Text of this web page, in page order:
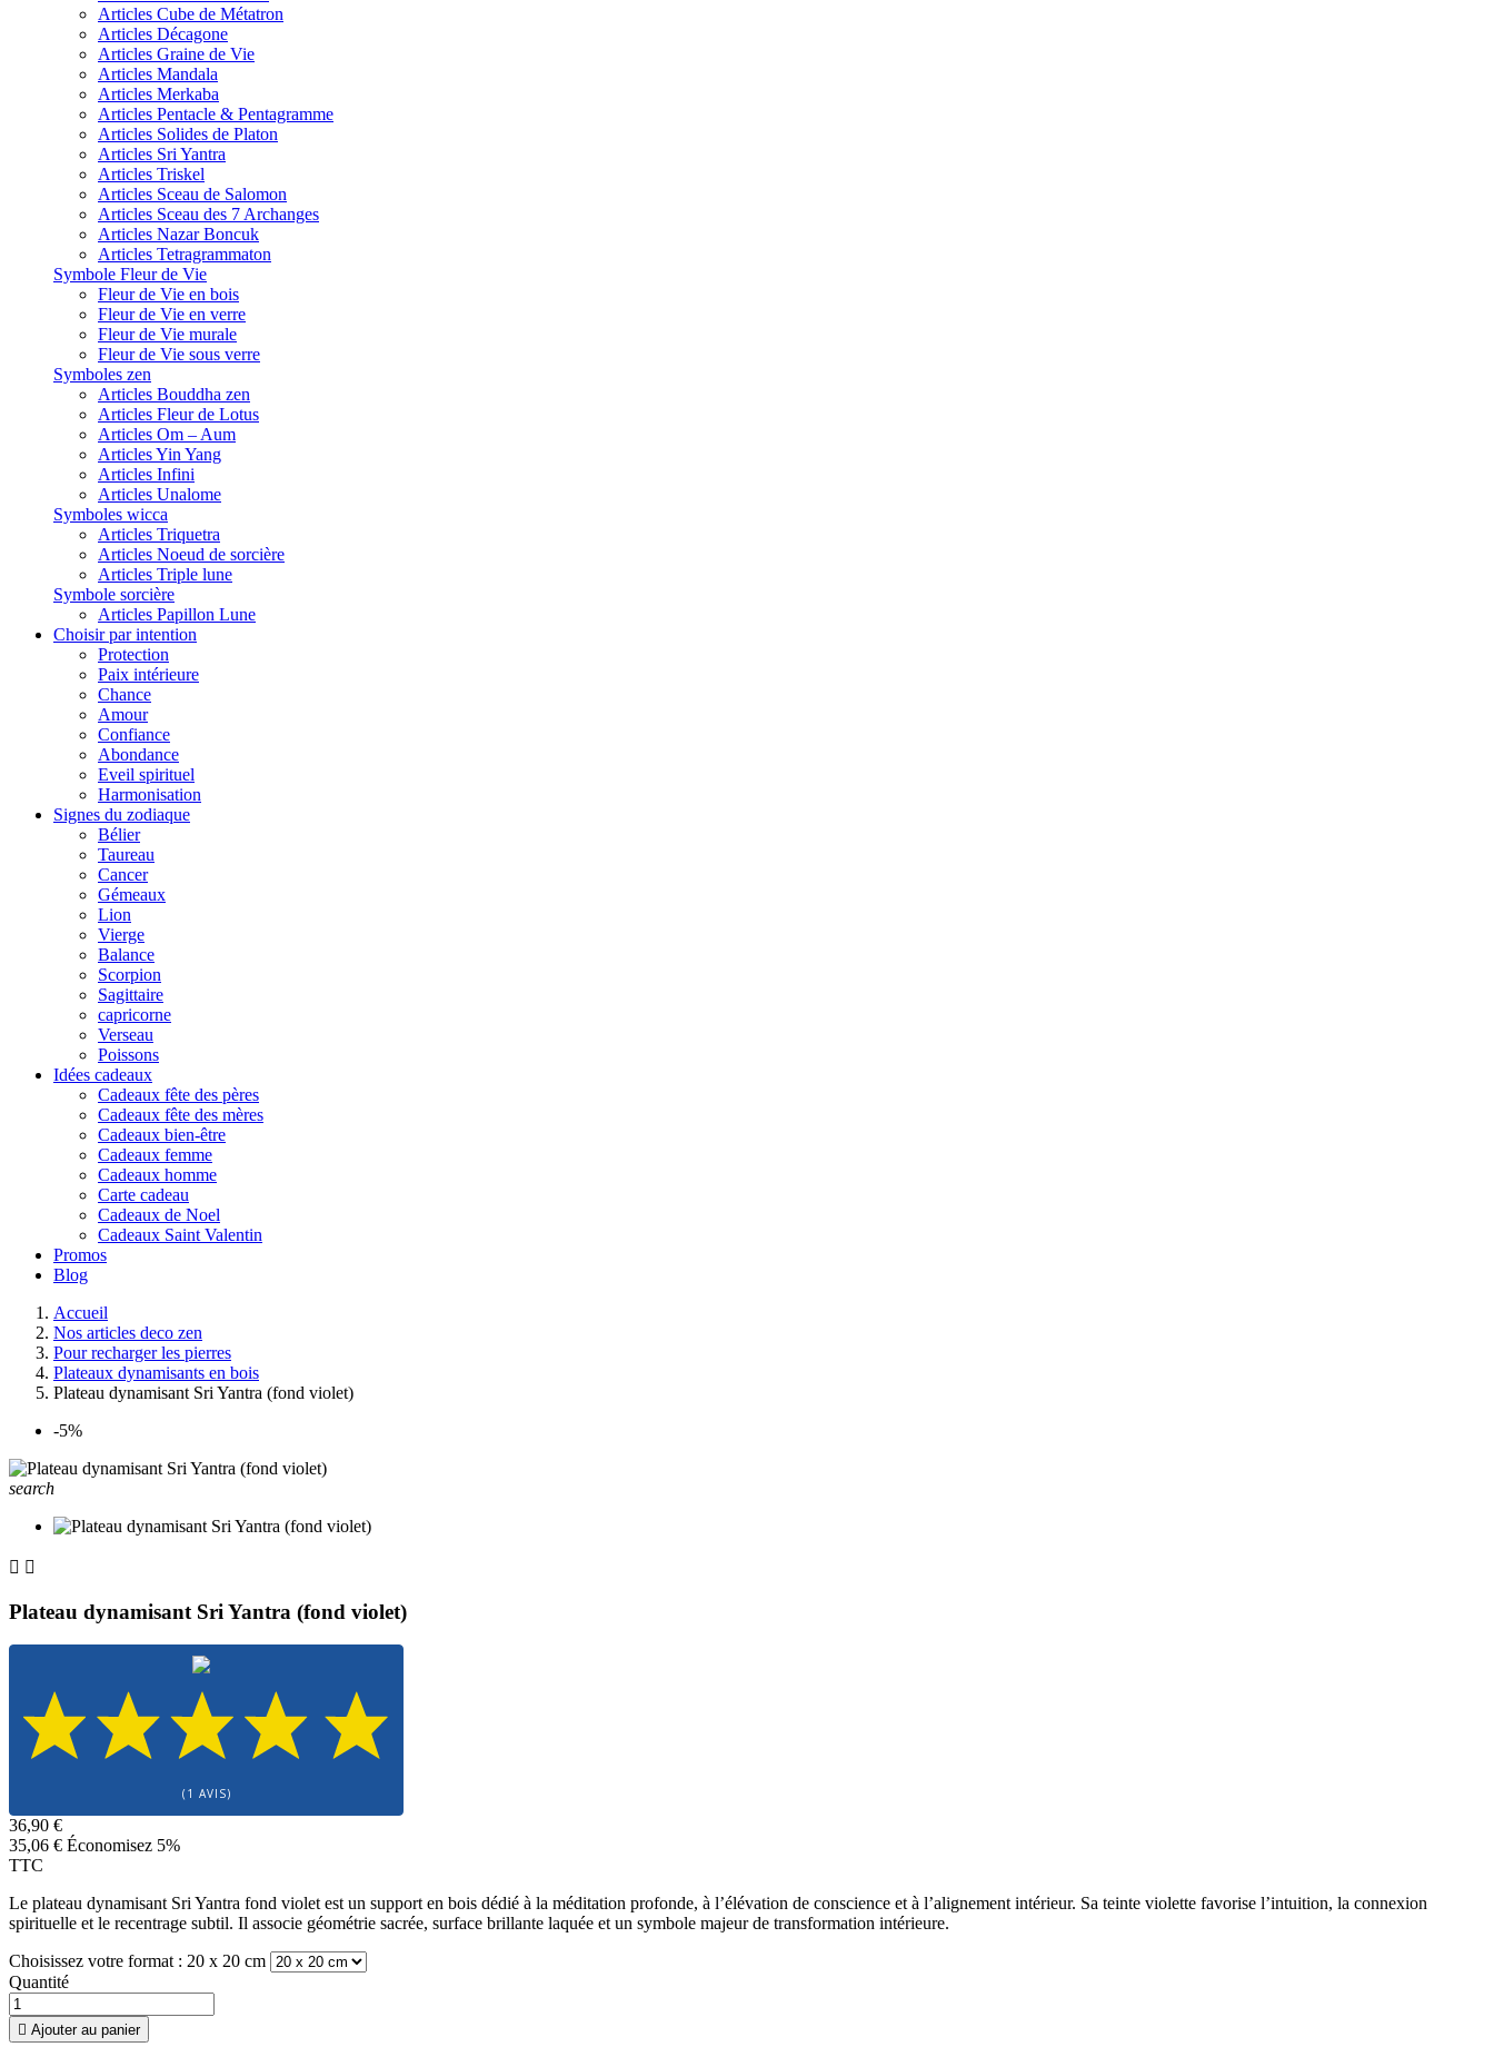
Articles Cube de Métatron
Articles Décagone
Articles Graine de Vie
Articles Mandala
Articles Merkaba
Articles Pentacle & Pentagramme
Articles Solides de Platon
Articles Sri Yantra
Articles Triskel
Articles Sceau de Salomon
Articles Sceau des 7 Archanges
Articles Nazar Boncuk
Articles Tetragrammaton
Symbole Fleur de Vie
Fleur de Vie en bois
Fleur de Vie en verre
Fleur de Vie murale
Fleur de Vie sous verre
Symboles zen
Articles Bouddha zen
Articles Fleur de Lotus
Articles Om – Aum
Articles Yin Yang
Articles Infini
Articles Unalome
Symboles wicca
Articles Triquetra
Articles Noeud de sorcière
Articles Triple lune
Symbole sorcière
Articles Papillon Lune
Choisir par intention
Protection
Paix intérieure
Chance
Amour
Confiance
Abondance
Eveil spirituel
Harmonisation
Signes du zodiaque
Bélier
Taureau
Cancer
Gémeaux
Lion
Vierge
Balance
Scorpion
Sagittaire
capricorne
Verseau
Poissons
Idées cadeaux
Cadeaux fête des pères
Cadeaux fête des mères
Cadeaux bien-être
Cadeaux femme
Cadeaux homme
Carte cadeau
Cadeaux de Noel
Cadeaux Saint Valentin
Promos
Blog
Accueil
Nos articles deco zen
Pour recharger les pierres
Plateaux dynamisants en bois
Plateau dynamisant Sri Yantra (fond violet)
-5%
search
 
Plateau dynamisant Sri Yantra (fond violet)
(1 AVIS)
36,90 €
35,06 € Économisez 5%
TTC
Le plateau dynamisant Sri Yantra fond violet est un support en bois dédié à la méditation profonde, à l’élévation de conscience et à l’alignement intérieur. Sa teinte violette favorise l’intuition, la connexion
spirituelle et le recentrage subtil. Il associe géométrie sacrée, surface brillante laquée et un symbole majeur de transformation intérieure.
Choisissez votre format : 20 x 20 cm
Quantité
 Ajouter au panier